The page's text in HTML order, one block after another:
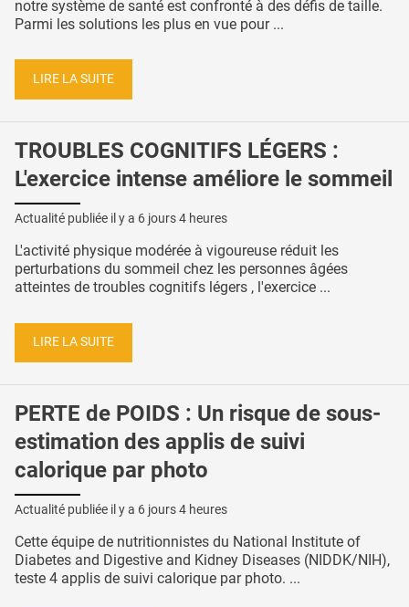
notre système de santé est confronté à des défis de taille.
Parmi les solutions les plus en vue pour ...
LIRE LA SUITE
TROUBLES COGNITIFS LÉGERS :
L'exercice intense améliore le sommeil
Actualité publiée il y a 6 jours 4 heures
L'activité physique modérée à vigoureuse réduit les
perturbations du sommeil chez les personnes âgées
atteintes de troubles cognitifs légers , l'exercice ...
LIRE LA SUITE
PERTE de POIDS : Un risque de sous-
estimation des applis de suivi
calorique par photo
Actualité publiée il y a 6 jours 4 heures
Cette équipe de nutritionnistes du National Institute of
Diabetes and Digestive and Kidney Diseases (NIDDK/NIH),
teste 4 applis de suivi calorique par photo. ...